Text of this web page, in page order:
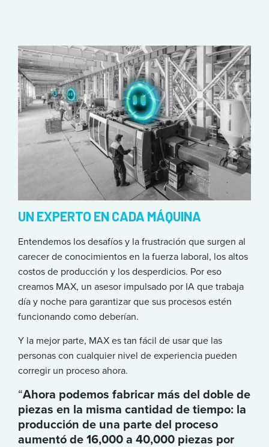
UN EXPERTO EN CADA MÁQUINA
Entendemos los desafíos y la frustración que surgen al
carecer de conocimientos en la fuerza laboral, los altos
costos de producción y los desperdicios. Por eso
creamos MAX, un asesor impulsado por IA que trabaja
día y noche para garantizar que sus procesos estén
funcionando como deberían.
Y la mejor parte, MAX es tan fácil de usar que las
personas con cualquier nivel de experiencia pueden
corregir un proceso ahora.
“Ahora podemos fabricar más del doble de
piezas en la misma cantidad de tiempo: la
producción de una parte del proceso
aumentó de 16,000 a 40,000 piezas por